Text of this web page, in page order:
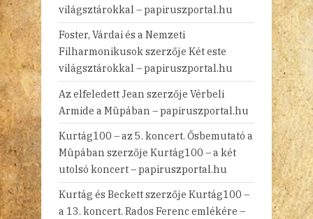
világsztárokkal – papiruszportal.hu
Foster, Várdai és a Nemzeti
Filharmonikusokszerzője Két este
világsztárokkal – papiruszportal.hu
Az elfeledett Jean szerzője Vérbeli
Armide a Müpában – papiruszportal.hu
Kurtág100 – az 5. koncert. Ősbemutató a
Müpában szerzője Kurtág100 – a két
utolsó koncert – papiruszportal.hu
Kurtág és Beckettszerzője Kurtág100 –
a 13. koncert. Rados Ferenc emlékére –